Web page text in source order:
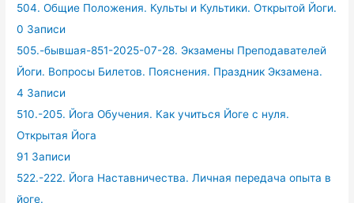
504. Общие Положения. Культы и Культики. Открытой Йоги.
0 Записи
505.-бывшая-851-2025-07-28. Экзамены Преподавателей
Йоги. Вопросы Билетов. Пояснения. Праздник Экзамена.
4 Записи
510.-205. Йога Обучения. Как учиться Йоге с нуля.
Открытая Йога
91 Записи
522.-222. Йога Наставничества. Личная передача опыта в
йоге.